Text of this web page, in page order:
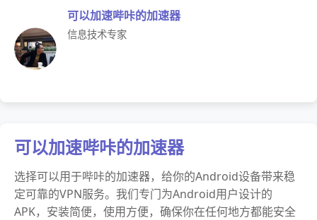
可以加速哔咔的加速器
信息技术专家
可以加速哔咔的加速器
选择可以用于哔咔的加速器，给你的Android设备带来稳
定可靠的VPN服务。我们专门为Android用户设计的
APK，安装简便，使用方便，确保你在任何地方都能安全